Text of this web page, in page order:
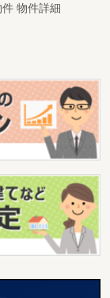
物件詳細